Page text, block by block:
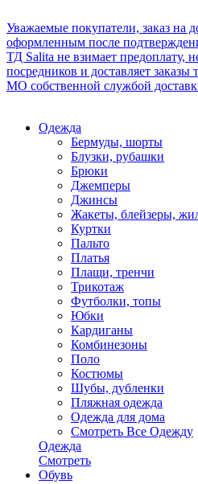
Уважаемые покупатели, заказ на
оформленным после
ТД Salita не взимает предоплату,
посредников и доставляет
МО собственной службой
Одежда
Бермуды, шорты
Блузки, рубашки
Брюки
Джемперы
Джинсы
Жакеты, блейзеры,
Куртки
Пальто
Платья
Плащи, тренчи
Трикотаж
Футболки, топы
Юбки
Кардиганы
Комбинезоны
Поло
Костюмы
Шубы, дубленки
Пляжная одежда
Одежда для дома
Смотреть Все Одежду
Одежда
Смотреть
Обувь